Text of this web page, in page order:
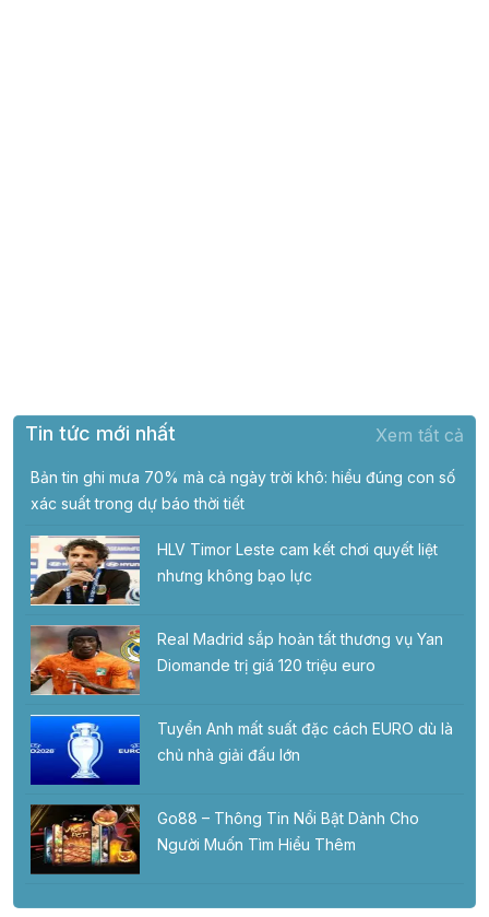
Tin tức mới nhất Xem tất cả
Bản tin ghi mưa 70% mà cả ngày trời khô: hiểu đúng con số
xác suất trong dự báo thời tiết
HLV Timor Leste cam kết chơi quyết liệt
nhưng không bạo lực
Real Madrid sắp hoàn tất thương vụ Yan
Diomande trị giá 120 triệu euro
Tuyển Anh mất suất đặc cách EURO dù là
chủ nhà giải đấu lớn
Go88 – Thông Tin Nổi Bật Dành Cho
Người Muốn Tìm Hiểu Thêm